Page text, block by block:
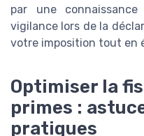
par une
vigilance lors de la
votre imposition tout en
Optimiser la
primes :
pratiques